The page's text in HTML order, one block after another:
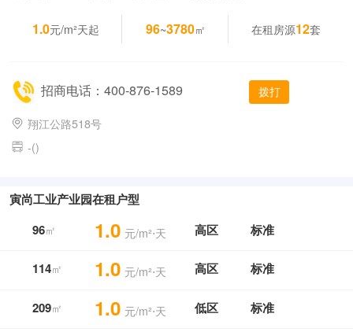
1.0元/m²天起 96~3780㎡ 在租房源12套
招商电话：400-876-1589 拨打
翔江公路518号
-()
寅尚工业产业园在租户型
96㎡ 1.0 元/m²⋅天 高区 标准
114㎡ 1.0 元/m²⋅天 高区 标准
209㎡ 1.0 元/m²⋅天 低区 标准